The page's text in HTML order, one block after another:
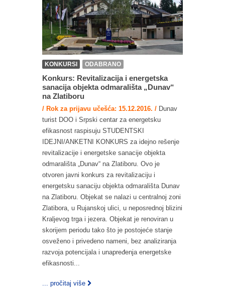
KONKURSI ODABRANO
Konkurs: Revitalizacija i energetska
sanacija objekta odmarališta „Dunav“
na Zlatiboru
/ Rok za prijavu učešća: 15.12.2016. / Dunav
turist DOO i Srpski centar za energetsku
efikasnost raspisuju STUDENTSKI
IDEJNI/ANKETNI KONKURS za idejno rešenje
revitalizacije i energetske sanacije objekta
odmarališta „Dunav“ na Zlatiboru. Ovo je
otvoren javni konkurs za revitalizaciju i
energetsku sanaciju objekta odmarališta Dunav
na Zlatiboru. Objekat se nalazi u centralnoj zoni
Zlatibora, u Rujanskoj ulici, u neposrednoj blizini
Kraljevog trga i jezera. Objekat je renoviran u
skorijem periodu tako što je postojeće stanje
osveženo i privedeno nameni, bez analiziranja
razvoja potencijala i unapređenja energetske
efikasnosti...
... pročitaj više